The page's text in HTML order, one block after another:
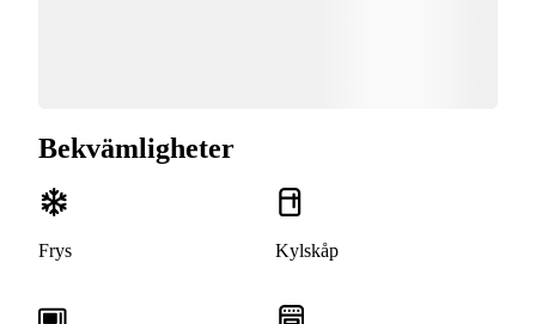
Bekvämligheter
Frys Kylskåp